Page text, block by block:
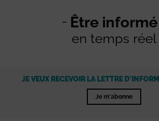
Être informé
en temps réel
JE VEUX RECEVOIR LA LETTRE
Je m'abonne